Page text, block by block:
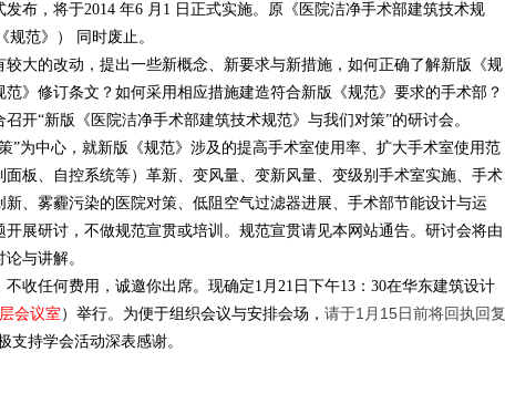
发布，将于2014 年6 月 1 日正式实施。原《医院洁净手术部建筑技术规
规范》） 同时废止。
较大的改动，提出一些新概念、新要求与新措施，如何正确了解新版《规
》修订条文？如何采用相应措施建造符合新版《规范》要求的手术部？
开“新版《医院洁净手术部建筑技术规范》与我们对策”的研讨会。
”为中心，就新版《规范》涉及的提高手术室使用率、 扩大手术室使用范
板、自控系统等）革新、变风量、变新风量、变级别手术室实施、手术
、雾霾污染的医院对策、低阻空气过滤器进展、手术部节能设计与运
开展研讨， 不做规范宣贯或培训。规范宣贯请见本网站通告。 研讨会将由
与讲解。
收任何费用，诚邀你出席。 现确定1 月 21 日下午13： 30在华东建筑设计
会议室 ）举行。 为便于组织会议与安排会场， 请于1 月 15日前将回执回复
支持学会活动深表感谢。